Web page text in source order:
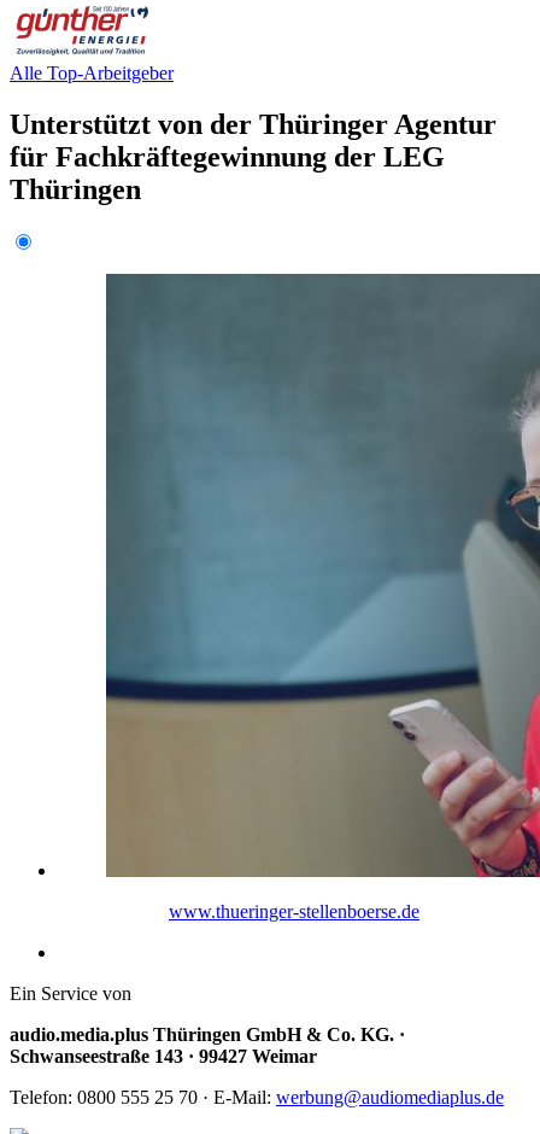
Alle Top-Arbeitgeber
Unterstützt von der Thüringer Agentur
für Fachkräftegewinnung der LEG
Thüringen
www.thueringer-stellenboerse.de
Ein Service von
audio.media.plus Thüringen GmbH & Co. KG. ·
Schwanseestraße 143 · 99427 Weimar
Telefon: 0800 555 25 70 · E-Mail: werbung@audiomediaplus.de